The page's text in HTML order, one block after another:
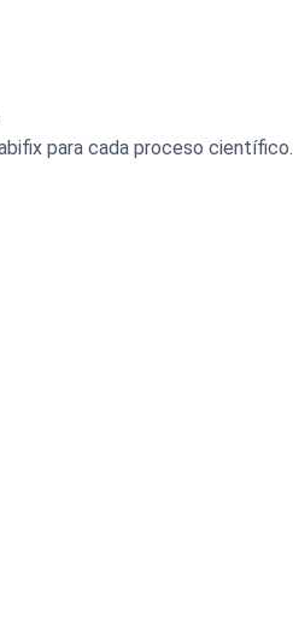
para cada proceso científico.